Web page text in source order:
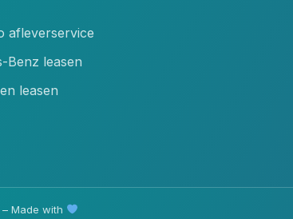
afleverservice
Benz leasen
leasen
– Made with